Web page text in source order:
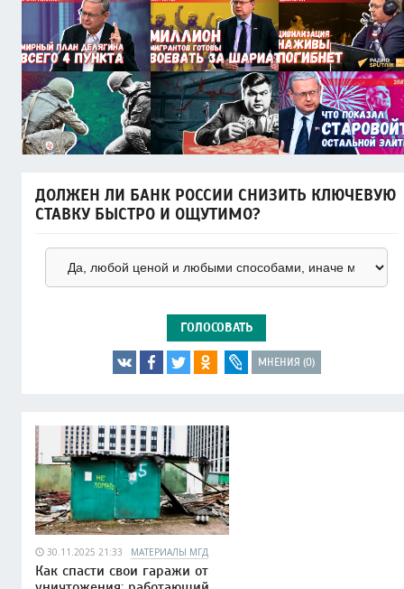
ДОЛЖЕН ЛИ БАНК РОССИИ СНИЗИТЬ КЛЮЧЕВУЮ
СТАВКУ БЫСТРО И ОЩУТИМО?
ГОЛОСОВАТЬ
МНЕНИЯ (0)
30.11.2025 21:33 МАТЕРИАЛЫ МГД
Как спасти свои гаражи от